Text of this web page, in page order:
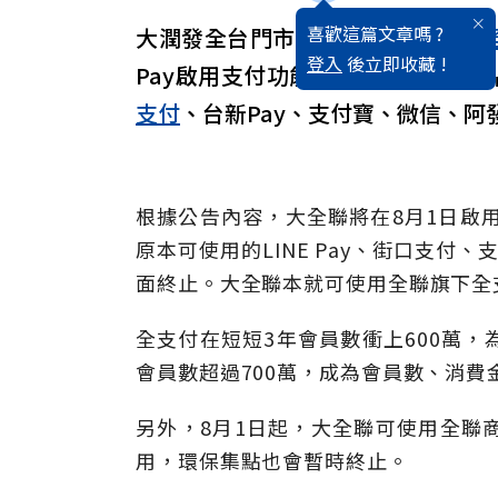
喜歡這篇文章嗎 ?
登入 後立即收藏 !
大潤發全台門市8月起全面換上「大
Pay啟用支付功能，也可使用全聯
支付 、台新Pay、支付寶、微信、
根據公告內容，大全聯將在8月1日啟
原本可使用的LINE Pay、街口支付、
面終止。大全聯本就可使用全聯旗下
全支付在短短3年會員數衝上600萬，
會員數超過700萬，成為會員數、消費
另外，8月1日起，大全聯可使用全聯
用，環保集點也會暫時終止。